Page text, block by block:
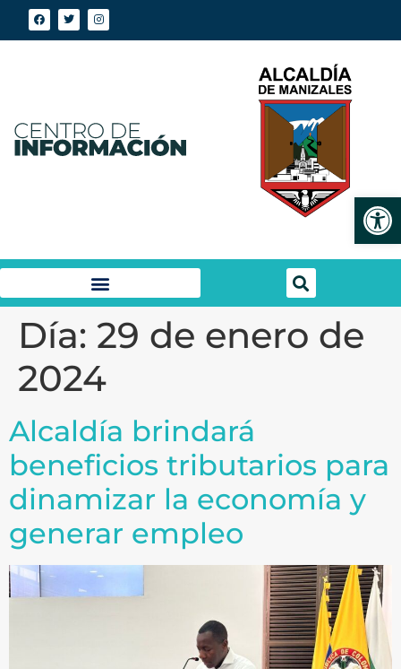
Día: 29 de enero de
2024
Alcaldía brindará
beneficios tributarios para
dinamizar la economía y
generar empleo